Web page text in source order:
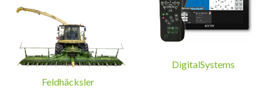
Feldhäcksler
DigitalSystems